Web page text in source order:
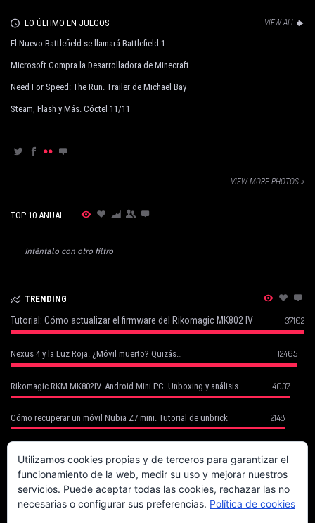
LO ÚLTIMO EN JUEGOS VIEW ALL
El Nuevo Battlefield se llamará Battlefield 1
Microsoft Compra la Desarrolladora de Minecraft
Need For Speed: The Run. Trailer de Michael Bay
Steam, Flash y Más. Cóctel 11/11
VIEW MORE PHOTOS »
TOP 10 ANUAL
Inténtalo con otro filtro
TRENDING
Tutorial: Cómo actualizar el firmware del Rikomagic MK802 IV 37102
Nexus 4 y la Luz Roja. ¿Móvil muerto? Quizás… 12465
Rikomagic RKM MK802IV. Android Mini PC. Unboxing y análisis. 4037
Cómo recuperar un móvil Nubia Z7 mini. Tutorial de unbrick 2148
real)
1752
Canon EOS 70D. La fiera del enfoque. 1702
Utilizamos cookies propias y de terceros para garantizar el
funcionamiento de la web, medir su uso y mejorar nuestros
servicios. Puede aceptar todas las cookies, rechazar las no
necesarias o configurar sus preferencias. Política de cookies